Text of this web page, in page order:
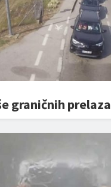
graničnih prelaza